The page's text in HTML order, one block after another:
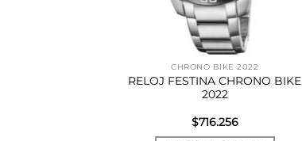
CHRONO BIKE 2022
RELOJ FESTINA CHRONO BIKE
2022
$716.256